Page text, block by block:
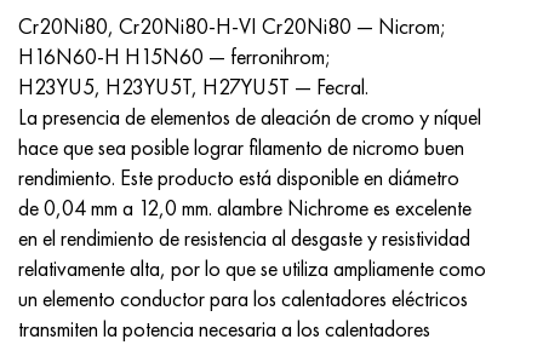
Cr20Ni80, Cr20Ni80-H-VI Cr20Ni80 — Nicrom;
H16N60-H H15N60 — ferronihrom;
H23YU5, H23YU5T, H27YU5T — Fecral.
La presencia de elementos de aleación de cromo y níquel
hace que sea posible lograr filamento de nicromo buen
rendimiento. Este producto está disponible en diámetro
de 0,04 mm a 12,0 mm. alambre Nichrome es excelente
en el rendimiento de resistencia al desgaste y resistividad
relativamente alta, por lo que se utiliza ampliamente como
un elemento conductor para los calentadores eléctricos
transmiten la potencia necesaria a los calentadores
René 41
Maraging 300
Maraging 350
MP35N
MP159
Aleación 50NP
50NHS
Aleación 52N
52K12F
56DGNH
KhN67MVTYu
KhN68VKTYU
KhN68VMTYUK-vd
KhN70VMTYu
HN73MBTYu
SPT-2 sv
A LAS 3
3M
TL3
5B
Custom 455® - 1.4543 - uns s45500
1.4545 - 15-5Ph®
1.4548 - 17-4Ph®
1.4550 - AISI 347
1.4567 - AISI 304Cu
15x11mf
15х12vnmf
15Х12Н2MVFAB
15X16K5N2MVFAB
15X16H2AM
C65620, CuSi3Fe2Zn3
C65100, CuSi1.5
Bronce estaño-plomo
c92200, CuSn6Zn4Pb2
20G, 20mn5
20XH3A, AISI 4320, 20hn3a
20HM, 24CrMo5, 20hm
25KhGM, 20CrMo5, 1.7264
30X, AISI 5130, 30h
P18, 1,3355, hs18-0-1, sw18
Acero carbono
10,1.1645, C105W1
11G12, 110G13L, X120Mn12